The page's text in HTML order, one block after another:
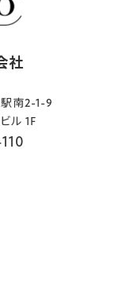
社
南2-1-9
ル 1F